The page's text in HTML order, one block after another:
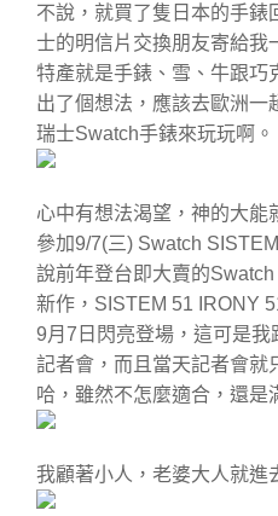
不說，就買了隻日本的手錶
士的明信片交換朋友寄給我
特產就是手錶、雪、牛跟
出了個想法，應該去歐洲一
瑞士Swatch手錶來玩玩啊。
心中有想法渴望，神的大能
參加9/7(三) Swatch
說前年登台即大賣的
新作，SISTEM 51 IRONY
9月7日閃亮登場，這可是我
記者會，而且當天記者會就
哈，雖然不怎麼適合，還是
我顧著小人，老婆大人就進